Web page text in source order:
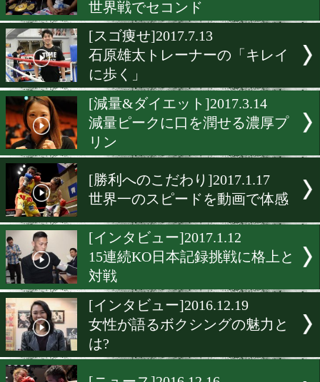
来選手が判定勝利
[ニュース]2017.7.24
スゴ痩せ石原トレーナー!
世界戦でセコンド
[スゴ痩せ]2017.7.13
石原雄太トレーナーの「キ
に歩く」
[減量&ダイエット
減量ピークに口を潤せる濃
リン
[勝利へのこだわり
世界一のスピードを動画で
[インタビュー]2017.1.12